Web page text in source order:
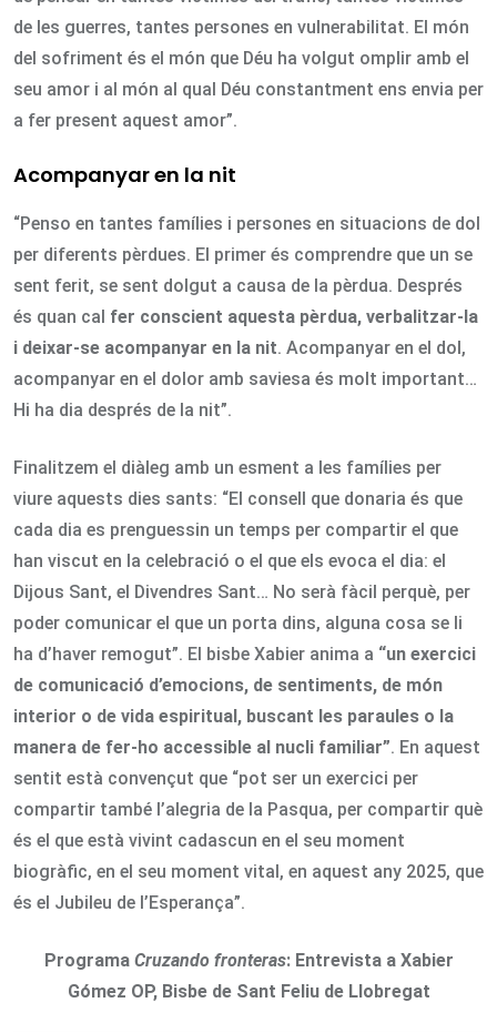
de les guerres, tantes persones en vulnerabilitat. El món
del sofriment és el món que Déu ha volgut omplir amb el
seu amor i al món al qual Déu constantment ens envia per
a fer present aquest amor”.
Acompanyar en la nit
“Penso en tantes famílies i persones en situacions de dol
per diferents pèrdues. El primer és comprendre que un se
sent ferit, se sent dolgut a causa de la pèrdua. Després
és quan cal fer conscient aquesta pèrdua, verbalitzar-la
i deixar-se acompanyar en la nit. Acompanyar en el dol,
acompanyar en el dolor amb saviesa és molt important…
Hi ha dia després de la nit”.
Finalitzem el diàleg amb un esment a les famílies per
viure aquests dies sants: “El consell que donaria és que
cada dia es prenguessin un temps per compartir el que
han viscut en la celebració o el que els evoca el dia: el
Dijous Sant, el Divendres Sant… No serà fàcil perquè, per
poder comunicar el que un porta dins, alguna cosa se li
ha d’haver remogut”. El bisbe Xabier anima a “un exercici
de comunicació d’emocions, de sentiments, de món
interior o de vida espiritual, buscant les paraules o la
manera de fer-ho accessible al nucli familiar”. En aquest
sentit està convençut que “pot ser un exercici per
compartir també l’alegria de la Pasqua, per compartir què
és el que està vivint cadascun en el seu moment
biogràfic, en el seu moment vital, en aquest any 2025, que
és el Jubileu de l’Esperança”.
Programa Cruzando fronteras: Entrevista a Xabier
Gómez OP, Bisbe de Sant Feliu de Llobregat